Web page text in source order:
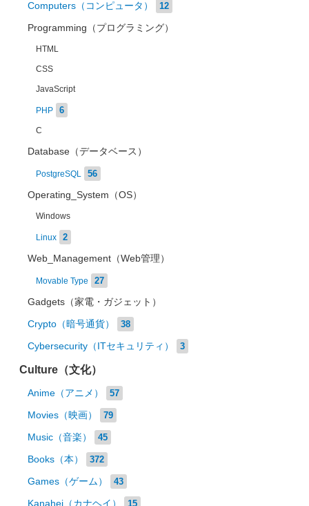
Computers（コンピュータ） 12
Programming（プログラミング）
HTML
CSS
JavaScript
PHP 6
C
Database（データベース）
PostgreSQL 56
Operating_System（OS）
Windows
Linux 2
Web_Management（Web管理）
Movable Type 27
Gadgets（家電・ガジェット）
Crypto（暗号通貨） 38
Cybersecurity（ITセキュリティ） 3
Culture（文化）
Anime（アニメ） 57
Movies（映画） 79
Music（音楽） 45
Books（本） 372
Games（ゲーム） 43
Kanahei（カナヘイ） 15